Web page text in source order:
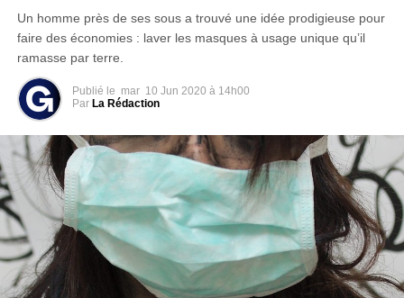
Un homme près de ses sous a trouvé une idée prodigieuse pour
faire des économies : laver les masques à usage unique qu’il
ramasse par terre.
Publié le mar 10 Jun 2020 à 14h00
Par La Rédaction